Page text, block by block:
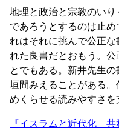
地理と政治と宗教のい
であろうとするのは止
れはそれに挑んで公正
れた良書だとおもう。
とでもある。新井先生
垣間みえることがある
めくらせる読みやすさを
『イスラムと近代化